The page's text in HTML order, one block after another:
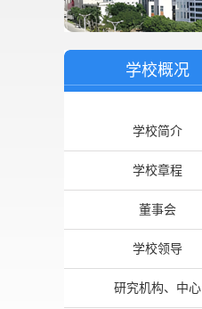
学校概况
学校简介
学校章程
董事会
学校领导
研究机构、中心